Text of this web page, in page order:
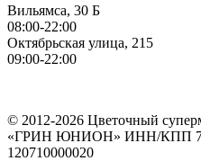
Вильямса, 30 Б
08:00-22:00
Октябрьская улица, 215
09:00-22:00
© 2012-2026 Цветочный
«ГРИН ЮНИОН» ИНН/КПП
120710000020